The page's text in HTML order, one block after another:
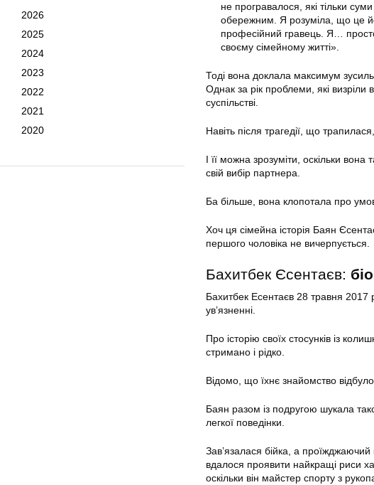
2026
2025
2024
2023
2022
2021
2020
не програвалося, які тільки
обережним. Я розуміла, що це
професійний гравець. Я…
своєму сімейному житті».
Тоді вона доклала максимум
Однак за рік проблеми, які визріли
суспільстві.
Навіть після трагедії, що
І її можна зрозуміти, оскільки
свій вибір партнера.
Ба більше, вона клопотала про
Хоч ця сімейна історія Баян
першого чоловіка не вичерпується.
Бахитбек Єсентаєв:
Бахитбек Есентаєв 28 травня 2017
ув’язненні.
Про історію своїх стосунків із
стримано і рідко.
Відомо, що їхнє знайомство
Баян разом із подругою шукала
легкої поведінки.
Зав’язалася бійка, а
вдалося проявити найкращі риси
оскільки він майстер спорту з